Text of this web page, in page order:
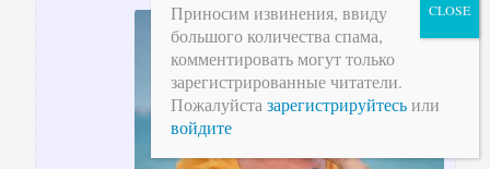
Приносим извинения, ввиду
большого количества спама,
комментировать могут только
зарегистрированные читатели.
Пожалуйста зарегистрируйтесьили
войдите